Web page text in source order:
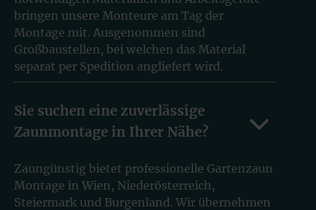
bringen unsere Monteure am Tag der
Montage mit. Ausgenommen sind
Großbaustellen, bei welchen das Material
separat per Spedition angliefert wird.
Sie suchen eine zuverlässige
Zaunmontage in Ihrer Nähe?
Zaungünstig bietet professionelle Gartenzaun
Montage in Wien, Niederösterreich,
Steiermark und Burgenland. Wir übernehmen